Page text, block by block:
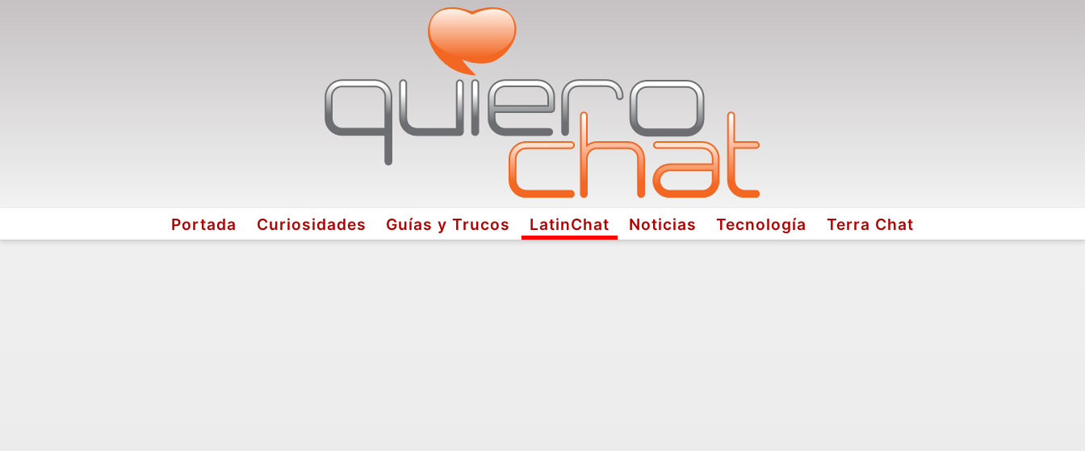
Portada Curiosidades Guías y Trucos LatinChat Noticias Tecnología Terra Chat